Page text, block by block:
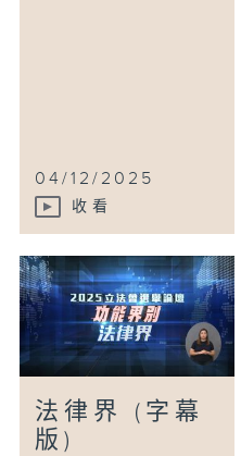
04/12/2025
收看
法律界 (字幕
版)